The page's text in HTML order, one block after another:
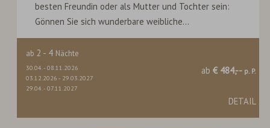
besten Freundin oder als Mutter und Tochter sein:
Gönnen Sie sich wunderbare weibliche...
ab 2 - 4 Nächte
30.04.-08.11.2026
03.12.2026 - 29.03.2027
29.04.-07.11.2027
ab € 484,-- p. P.
DETAIL